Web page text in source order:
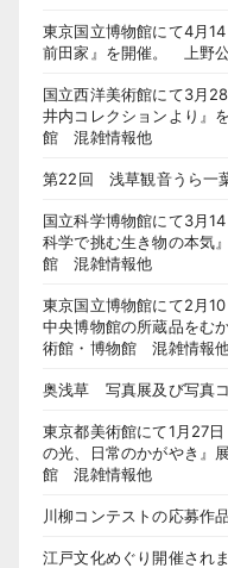
東京国立博物館にて4月
前田家』を開催。 上野
国立西洋美術館にて3月
井内コレクションより
館 混雑情報他
第22回 浅草観音うら一
国立科学博物館にて3月
科学で挑む生き物の本
館 混雑情報他
東京国立博物館にて2月
中央博物館の所蔵品を
術館・博物館 混雑情報
奥浅草 写真展及び写真
東京都美術館にて1月27
の光、日常のかがやき
館 混雑情報他
川柳コンテストの応募作
江戸文化めぐり開催され